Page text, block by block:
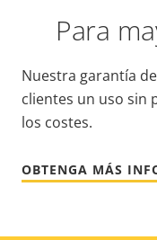
Para
Nuestra garantía
clientes un uso sin
los costes.